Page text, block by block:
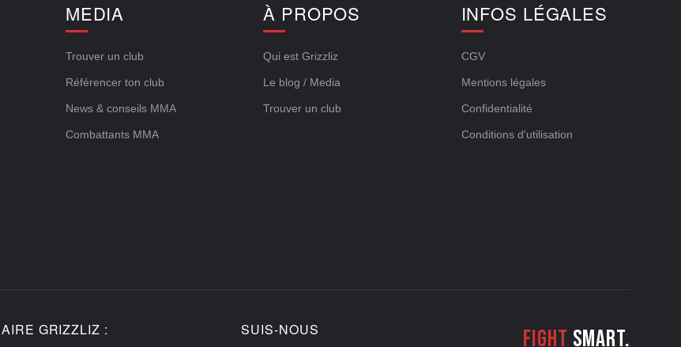
MEDIA
Trouver un club
Référencer ton club
News & conseils MMA
Combattants MMA
À PROPOS
Qui est Grizzliz
Le blog / Media
Trouver un club
INFOS LÉGALES
CGV
Mentions légales
Confidentialité
Conditions d'utilisation
GRIZZLIZ : SUIS-NOUS Fight smart.